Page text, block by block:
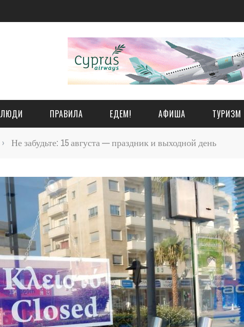
ЛЮДИ ПРАВИЛА ЕДЕМ! АФИША ТУРИЗМ
› Не забудьте: 15 августа — праздник и выходной день